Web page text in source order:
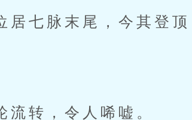
七脉末尾，今其登顶
转，令人唏嘘。